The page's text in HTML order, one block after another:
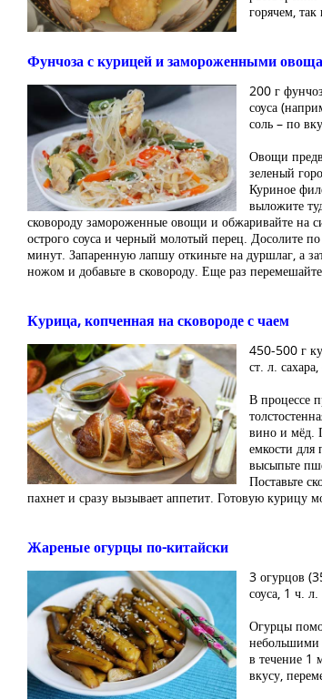
горячем,
Фунчоза с курицей и замороженными
200 г
соуса
соль – по
Овощи
зеленый
Куриное
выложите
сковороду замороженные овощи и обжаривайте на
острого соуса и черный молотый перец. Досолите
минут. Запаренную лапшу откиньте на дуршлаг, а
ножом и добавьте в сковороду. Еще раз
Курица, копченная на сковороде с чаем
450-500 г
ст. л.
В процессе
вино и мёд.
емкости для
высыпьте
Поставьте
пахнет и сразу вызывает аппетит. Готовую курицу
Жареные огурцы по-китайски
3 огурцов
соуса, 1 ч.
Огурцы
небольшими
в течение 1
вкусу,